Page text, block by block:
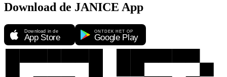
Download de JANICE App